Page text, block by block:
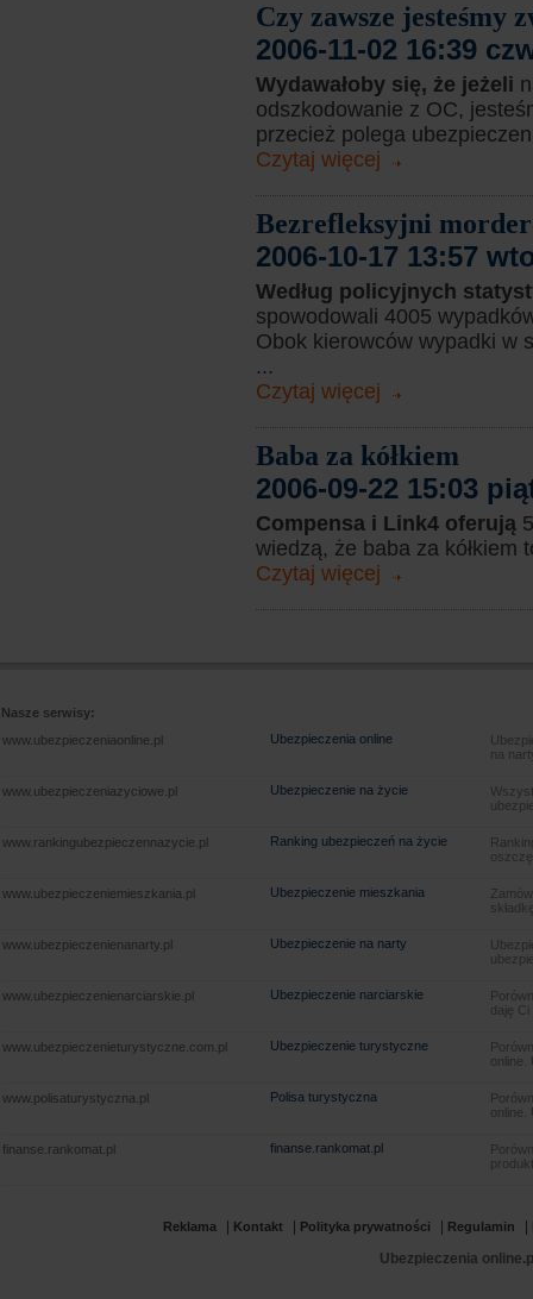
Czy zawsze jesteśmy
2006-11-02 16:39
Wydawałoby się, że jeżeli
odszkodowanie z OC,
przecież polega
Czytaj więcej
Bezrefleksyjni
2006-10-17 13:57
Według policyjnych
spowodowali 4005
Obok kierowców wypadki w
...
Czytaj więcej
Baba za kółkiem
2006-09-22 15:03
Compensa i Link4 oferują
wiedzą, że baba za kółkiem
Czytaj więcej
Nasze serwisy:
www.ubezpieczeniaonline.pl
Ubezpieczenia online
na
www.ubezpieczeniazyciowe.pl Ubezpieczenie na życie
www.rankingubezpieczennazycie.pl Ranking ubezpieczeń na życie
www.ubezpieczeniemieszkania.pl Ubezpieczenie mieszkania
www.ubezpieczenienanarty.pl Ubezpieczenie na narty
www.ubezpieczenienarciarskie.pl Ubezpieczenie narciarskie
daję
www.ubezpieczenieturystyczne.com.pl Ubezpieczenie turystyczne
www.polisaturystyczna.pl Polisa turystyczna
finanse.rankomat.pl finanse.rankomat.pl
Reklama Kontakt Polityka prywatności Regulamin
Ubezpieczenia